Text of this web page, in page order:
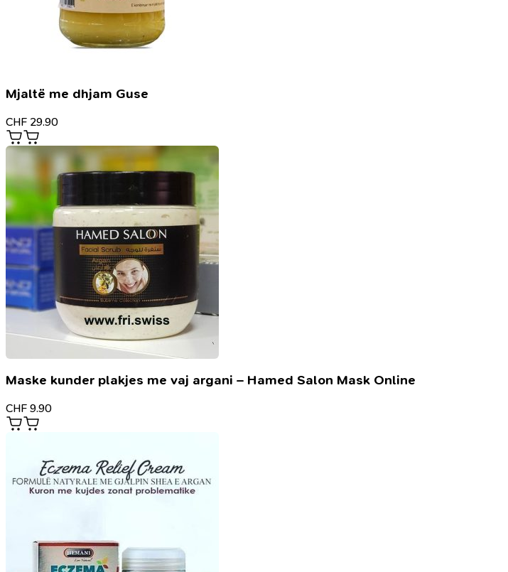
Mjaltë me dhjam Guse
CHF 29.90
Maske kunder plakjes me vaj argani – Hamed Salon Mask Online
CHF 9.90